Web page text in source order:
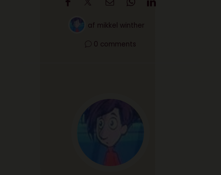
af mikkel winther
0 comments